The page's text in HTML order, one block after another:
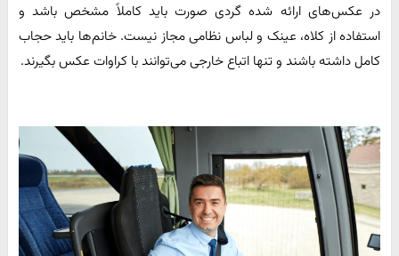
در عکس‌های ارائه شده گردی صورت باید کاملاً مشخص باشد و
استفاده از کلاه، عینک و لباس نظامی مجاز نیست. خانم‌ها باید حجاب
کامل داشته باشند و تنها اتباع خارجی می‌توانند با کراوات عکس بگیرند.